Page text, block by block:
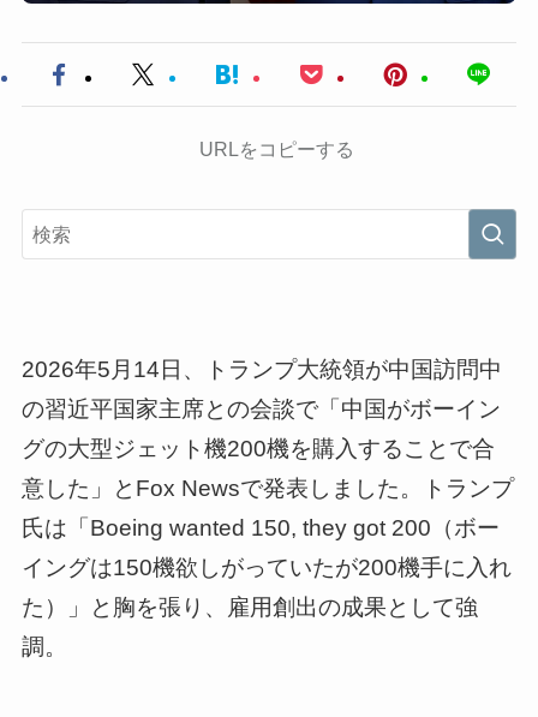
URLをコピーする
2026年5月14日、トランプ大統領が中国訪問中
の習近平国家主席との会談で「中国がボーイン
グの大型ジェット機200機を購入することで合
意した」とFox Newsで発表しました。トランプ
氏は「Boeing wanted 150, they got 200（ボー
イングは150機欲しがっていたが200機手に入れ
た）」と胸を張り、雇用創出の成果として強
調。